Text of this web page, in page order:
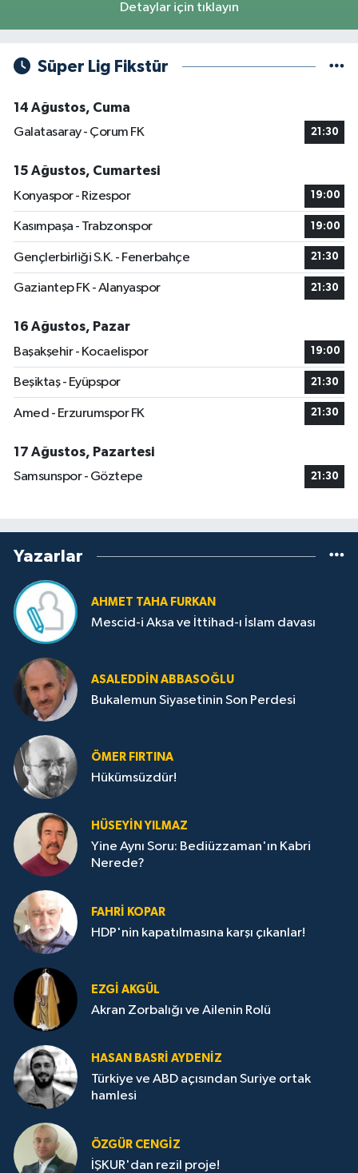
Detaylar için tıklayın
Süper Lig Fikstür
14 Ağustos, Cuma
Galatasaray - Çorum FK
21:30
15 Ağustos, Cumartesi
Konyaspor - Rizespor
19:00
Kasımpaşa - Trabzonspor 19:00
Gençlerbirliği S.K. - Fenerbahçe 21:30
Gaziantep FK - Alanyaspor 21:30
16 Ağustos, Pazar
Başakşehir - Kocaelispor
19:00
Beşiktaş - Eyüpspor 21:30
Amed - Erzurumspor FK 21:30
17 Ağustos, Pazartesi
Samsunspor - Göztepe
21:30
Yazarlar
AHMET TAHA FURKAN
Mescid-i Aksa ve İttihad-ı İslam davası
ASALEDDIN ABBASOĞLU
Bukalemun Siyasetinin Son Perdesi
ÖMER FIRTINA
Hükümsüzdür!
HÜSEYIN YILMAZ
Yine Aynı Soru: Bediüzzaman'ın Kabri
Nerede?
FAHRI KOPAR
HDP'nin kapatılmasına karşı çıkanlar!
EZGI AKGÜL
Akran Zorbalığı ve Ailenin Rolü
HASAN BASRI AYDENIZ
Türkiye ve ABD açısından Suriye ortak
hamlesi
ÖZGÜR CENGIZ
İŞKUR'dan rezil proje!